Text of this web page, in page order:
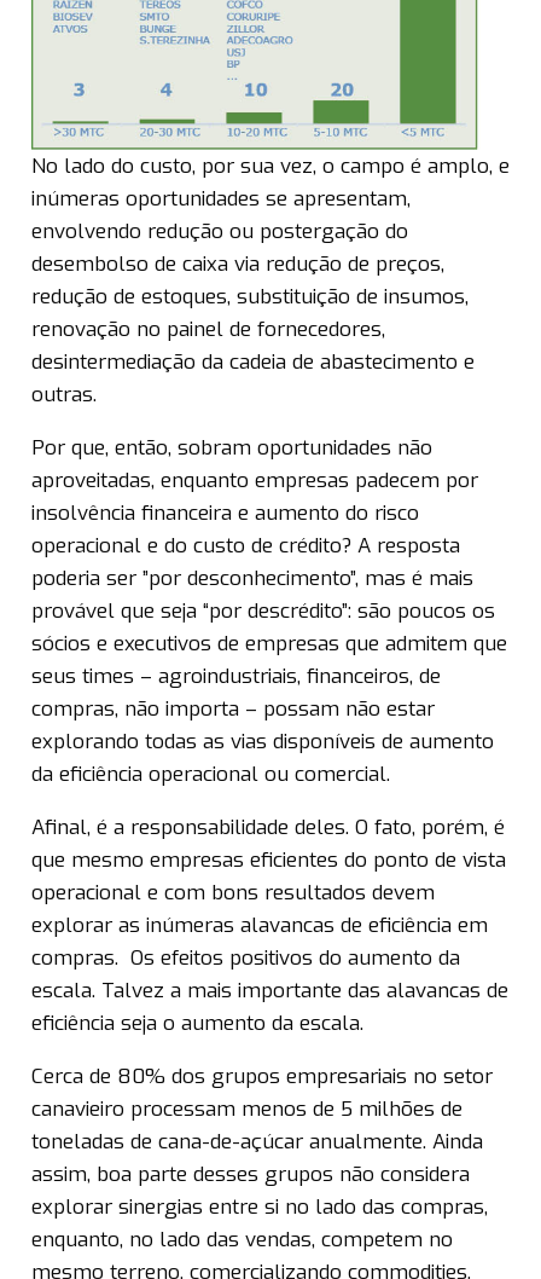
No lado do custo, por sua vez, o campo é amplo, e
inúmeras oportunidades se apresentam,
envolvendo redução ou postergação do
desembolso de caixa via redução de preços,
redução de estoques, substituição de insumos,
renovação no painel de fornecedores,
desintermediação da cadeia de abastecimento e
outras.
Por que, então, sobram oportunidades não
aproveitadas, enquanto empresas padecem por
insolvência financeira e aumento do risco
operacional e do custo de crédito? A resposta
poderia ser ”por desconhecimento”, mas é mais
provável que seja “por descrédito”: são poucos os
sócios e executivos de empresas que admitem que
seus times – agroindustriais, financeiros, de
compras, não importa – possam não estar
explorando todas as vias disponíveis de aumento
da eficiência operacional ou comercial.
Afinal, é a responsabilidade deles. O fato, porém, é
que mesmo empresas eficientes do ponto de vista
operacional e com bons resultados devem
explorar as inúmeras alavancas de eficiência em
compras. Os efeitos positivos do aumento da
escala. Talvez a mais importante das alavancas de
eficiência seja o aumento da escala.
Cerca de 80% dos grupos empresariais no setor
canavieiro processam menos de 5 milhões de
toneladas de cana-de-açúcar anualmente. Ainda
assim, boa parte desses grupos não considera
explorar sinergias entre si no lado das compras,
enquanto, no lado das vendas, competem no
mesmo terreno, comercializando commodities.